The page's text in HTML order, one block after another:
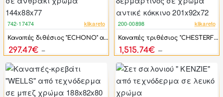
-17%
742-17474 klikareto
Καναπές διθέσιος "ECHONO" από ύφασμα σε ανθρακί χρώμα 144x88x77
297.47€
-46%
200-00898 klikareto
Καναπές τριθέσιος "CHESTERFIELD" δερμάρτινος σε χρώμα αντικέ κόκκινο 201x92x72
1,515.74€